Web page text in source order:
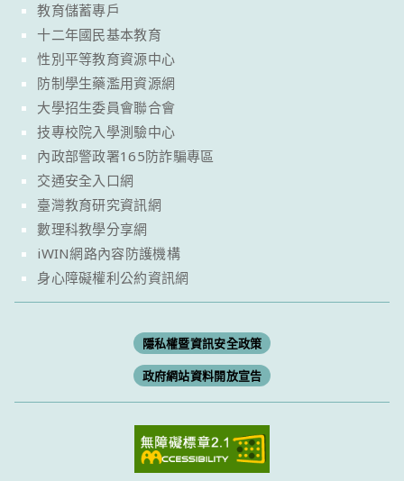
教育儲蓄專戶
十二年國民基本教育
性別平等教育資源中心
防制學生藥濫用資源網
大學招生委員會聯合會
技專校院入學測驗中心
內政部警政署165防詐騙專區
交通安全入口網
臺灣教育研究資訊網
數理科教學分享網
iWIN網路內容防護機構
身心障礙權利公約資訊網
隱私權暨資訊安全政策
政府網站資料開放宣告